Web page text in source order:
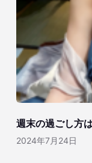
週末の過ごし方
2024年7月24日